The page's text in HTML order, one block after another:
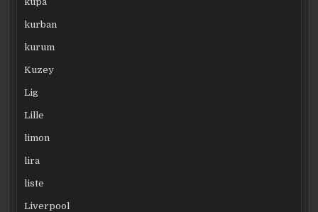
kurban
kurum
Kuzey
Lig
Lille
limon
lira
liste
Liverpool